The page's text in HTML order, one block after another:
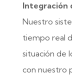
Integración
Nuestro
tiempo real
situación de
con nuestro